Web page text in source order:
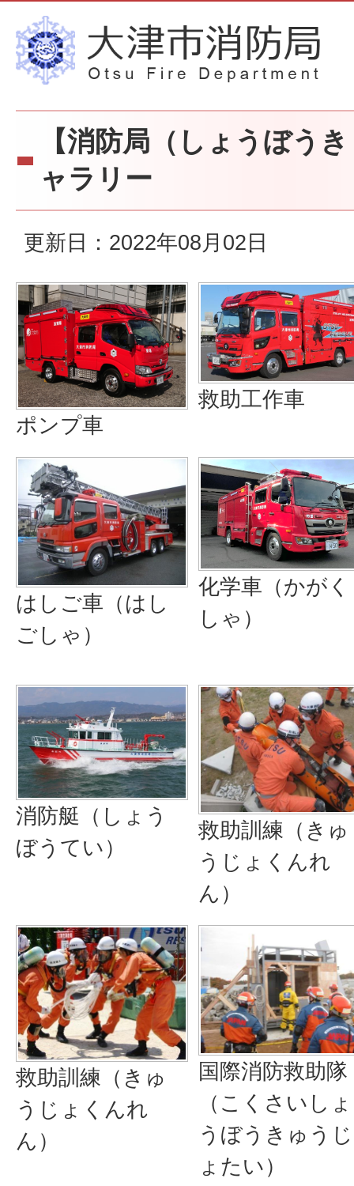
【消防局（しょうぼう
ャラリー
更新日：2022年08月02日
ポンプ車
救助工作車
はしご車（はし
ごしゃ）
化学車（かがく
しゃ）
消防艇（しょう
ぼうてい）
救助訓練（きゅ
うじょくんれ
ん）
救助訓練（きゅ
うじょくんれ
ん）
国際消防救助隊
（こくさいしょ
うぼうきゅうじ
ょたい）